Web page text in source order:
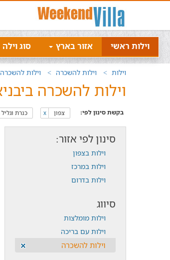
וילות ראשי אזור בארץ סוג וילה
וילות וילות להשכרה וילות
וילות להשכרה
בקשת סינון לפי: x צפון כנרת
סינון לפי אזור:
וילות בצפון
וילות במרכז
וילות בדרום
סיווג
וילות מומלצות
וילות עם בריכה
וילות להשכרה